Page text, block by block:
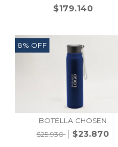
$179.140
8% OFF
BOTELLA CHOSEN
$25.930
$23.870